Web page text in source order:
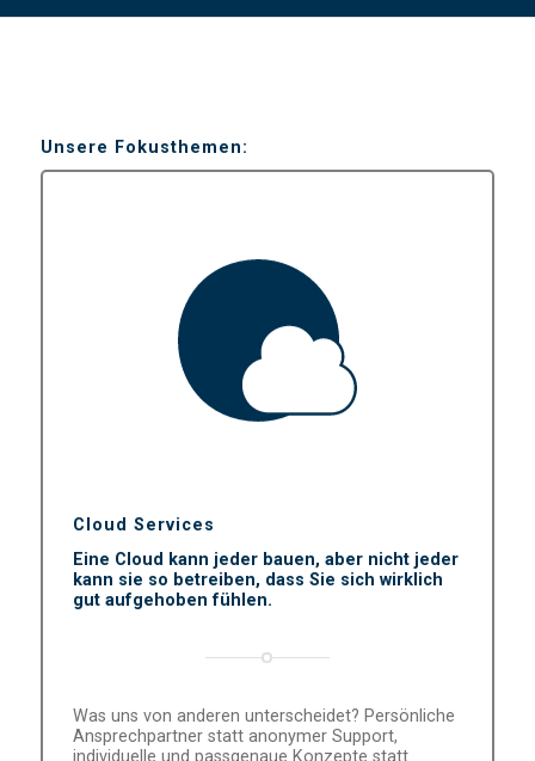
Unsere Fokusthemen:
Cloud Services
Eine Cloud kann jeder bauen, aber nicht jeder
kann sie so betreiben, dass Sie sich wirklich
gut aufgehoben fühlen.
Was uns von anderen unterscheidet? Persönliche
Ansprechpartner statt anonymer Support,